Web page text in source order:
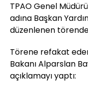
TPAO Genel
adına Başkan
düzenlenen
Törene refakat
Bakanı Alparslan
açıklamayı yaptı: